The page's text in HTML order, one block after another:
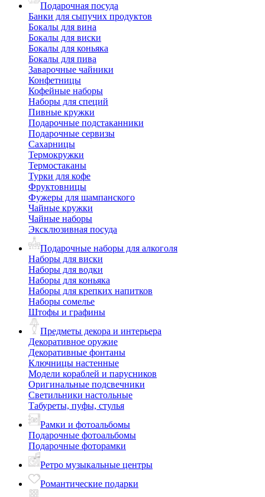
Подарочная посуда
Банки для сыпучих продуктов
Бокалы для вина
Бокалы для виски
Бокалы для коньяка
Бокалы для пива
Заварочные чайники
Конфетницы
Кофейные наборы
Наборы для специй
Пивные кружки
Подарочные подстаканники
Подарочные сервизы
Сахарницы
Термокружки
Термостаканы
Турки для кофе
Фруктовницы
Фужеры для шампанского
Чайные кружки
Чайные наборы
Эксклюзивная посуда
Подарочные наборы для алкоголя
Наборы для виски
Наборы для водки
Наборы для коньяка
Наборы для крепких напитков
Наборы сомелье
Штофы и графины
Предметы декора и интерьера
Декоративное оружие
Декоративные фонтаны
Ключницы настенные
Модели кораблей и парусников
Оригинальные подсвечники
Светильники настольные
Табуреты, пуфы, стулья
Рамки и фотоальбомы
Подарочные фотоальбомы
Подарочные фоторамки
Ретро музыкальные центры
Романтические подарки